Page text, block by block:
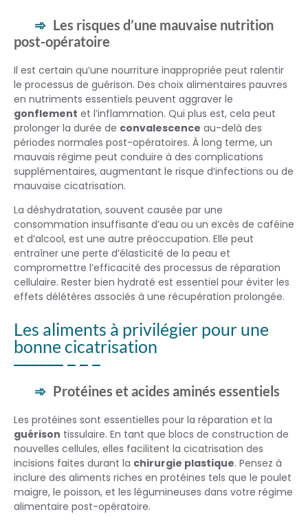
Les risques d’une mauvaise nutrition
post-opératoire
Il est certain qu’une nourriture inappropriée peut ralentir
le processus de guérison. Des choix alimentaires pauvres
en nutriments essentiels peuvent aggraver le
gonflement et l’inflammation. Qui plus est, cela peut
prolonger la durée de convalescence au-delà des
périodes normales post-opératoires. À long terme, un
mauvais régime peut conduire à des complications
supplémentaires, augmentant le risque d’infections ou de
mauvaise cicatrisation.
La déshydratation, souvent causée par une
consommation insuffisante d’eau ou un excès de caféine
et d’alcool, est une autre préoccupation. Elle peut
entraîner une perte d’élasticité de la peau et
compromettre l’efficacité des processus de réparation
cellulaire. Rester bien hydraté est essentiel pour éviter les
effets délétères associés à une récupération prolongée.
Les aliments à privilégier pour une
bonne cicatrisation
Protéines et acides aminés essentiels
Les protéines sont essentielles pour la réparation et la
guérison tissulaire. En tant que blocs de construction de
nouvelles cellules, elles facilitent la cicatrisation des
incisions faites durant la chirurgie plastique. Pensez à
inclure des aliments riches en protéines tels que le poulet
maigre, le poisson, et les légumineuses dans votre régime
alimentaire post-opératoire.